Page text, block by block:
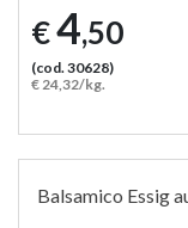
€4,50
(cod. 30628)
€ 24,32/kg.
Balsamico Essig